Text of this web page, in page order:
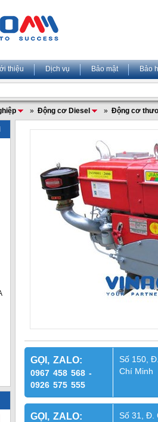
thiệu Dịch vụ Bảo mật Bảo
» Động cơ Diesel » Động cơ
GỌI, ZALO:
0967 458 568 -
0926 575 555
Số 150,
Chí Minh
GỌI, ZALO:
Số 31, Đ.